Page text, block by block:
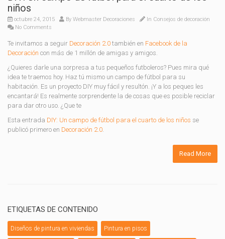
niños
octubre 24, 2015 By Webmaster Decoraciones In Consejos de decoración
No Comments
Te invitamos a seguir Decoración 2.0 también en Facebook de la
Decoración con más de 1 millón de amigas y amigos.
¿Quieres darle una sorpresa a tus pequeños futboleros? Pues mira qué
idea te traemos hoy. Haz tú mismo un campo de fútbol para su
habitación. Es un proyecto DIY muy fácil y resultón. ¡Y a los peques les
encantará! Es realmente sorprendente la de cosas que es posible reciclar
para dar otro uso. ¿Que te
Esta entrada DIY: Un campo de fútbol para el cuarto de los niños se
publicó primero en Decoración 2.0.
Read More
ETIQUETAS DE CONTENIDO
Diseños de pintura en viviendas Pintura en pisos